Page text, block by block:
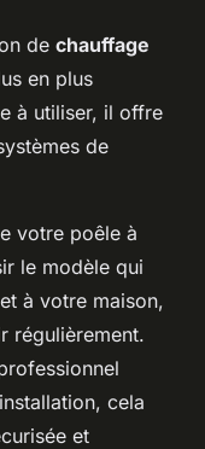
de chauffage
en plus
à utiliser, il offre
de
votre poêle à
le modèle qui
à votre maison,
régulièrement.
cela
et